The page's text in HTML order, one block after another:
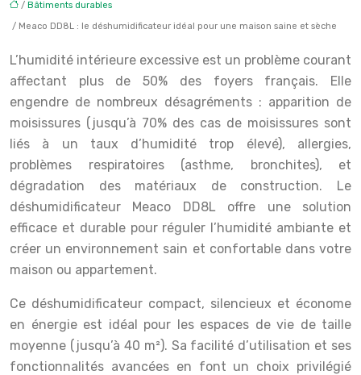
/ Bâtiments durables
/ Meaco DD8L : le déshumidificateur idéal pour une maison saine et sèche
L’humidité intérieure excessive est un problème courant
affectant plus de 50% des foyers français. Elle
engendre de nombreux désagréments : apparition de
moisissures (jusqu’à 70% des cas de moisissures sont
liés à un taux d’humidité trop élevé), allergies,
problèmes respiratoires (asthme, bronchites), et
dégradation des matériaux de construction. Le
déshumidificateur Meaco DD8L offre une solution
efficace et durable pour réguler l’humidité ambiante et
créer un environnement sain et confortable dans votre
maison ou appartement.
Ce déshumidificateur compact, silencieux et économe
en énergie est idéal pour les espaces de vie de taille
moyenne (jusqu’à 40 m²). Sa facilité d’utilisation et ses
fonctionnalités avancées en font un choix privilégié